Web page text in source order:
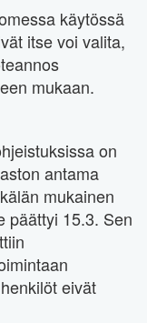
käytössä
itse voi valita,
mukaan.
on
antama
mukainen
päättyi 15.3. Sen
eivät